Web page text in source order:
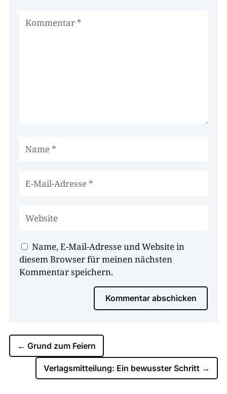
Name, E-Mail-Adresse und Website in
diesem Browser für meinen nächsten
Kommentar speichern.
Kommentar abschicken
← Grund zum Feiern
Verlagsmitteilung: Ein bewusster Schritt →